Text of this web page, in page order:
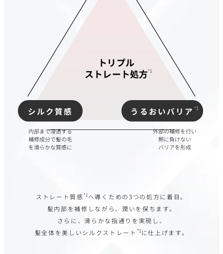
ストレート質感 *1へ導くための3つの処方に着目。
髪内部を補修しながら、潤いを保ちます。
さらに、滑らかな指通りを実現し、
髪全体を美しいシルクストレート *1に仕上げます。
トリプル
ストレート処方*1
内部まで浸透する
補修成分で髪の毛
を滑らかな質感に
シルク質感
外部の補修を行い
熱に負けない
バリアを形成
うるおいバリア *2